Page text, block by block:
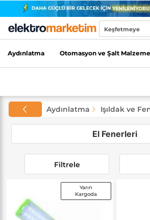
Keşfetmeye
Aydınlatma Otomasyon ve Şalt
Aydınlatma Işıldak ve
El Fenerleri
Filtrele
Yarın
Kargoda